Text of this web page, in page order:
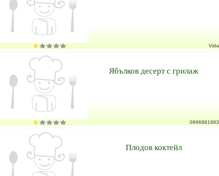
Vida
Ябълков десерт с грилаж
0896881983
Плодов коктейл